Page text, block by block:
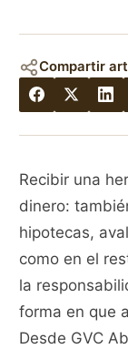
Compartir
Recibir una
dinero:
hipotecas,
como en el
la
forma en que
Desde GVC